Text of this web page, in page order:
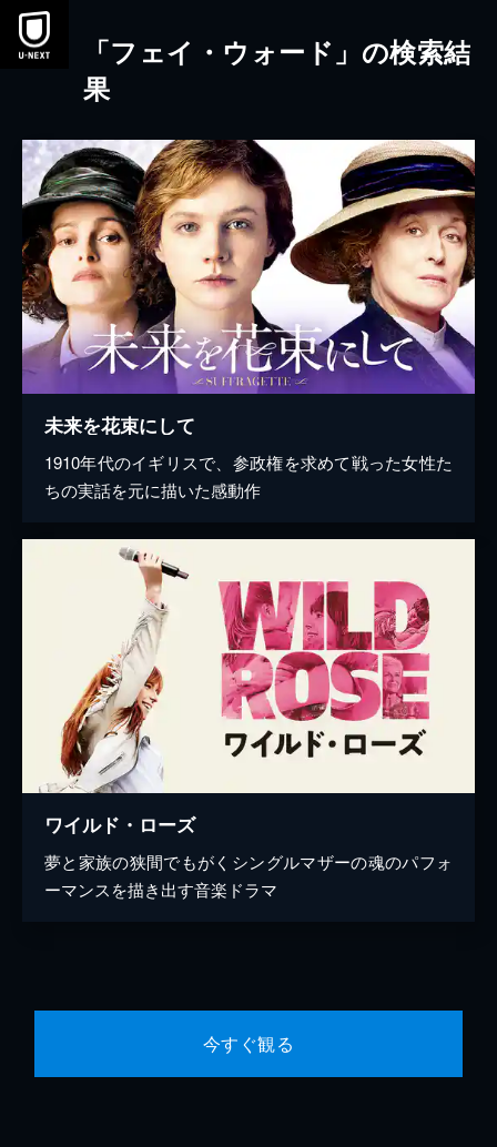
本文へスキップ
「フェイ・ウォード」の検索結
果
未来を花束にして
1910年代のイギリスで、参政権を求めて戦った女性た
ちの実話を元に描いた感動作
ワイルド・ローズ
夢と家族の狭間でもがくシングルマザーの魂のパフォ
ーマンスを描き出す音楽ドラマ
今すぐ観る